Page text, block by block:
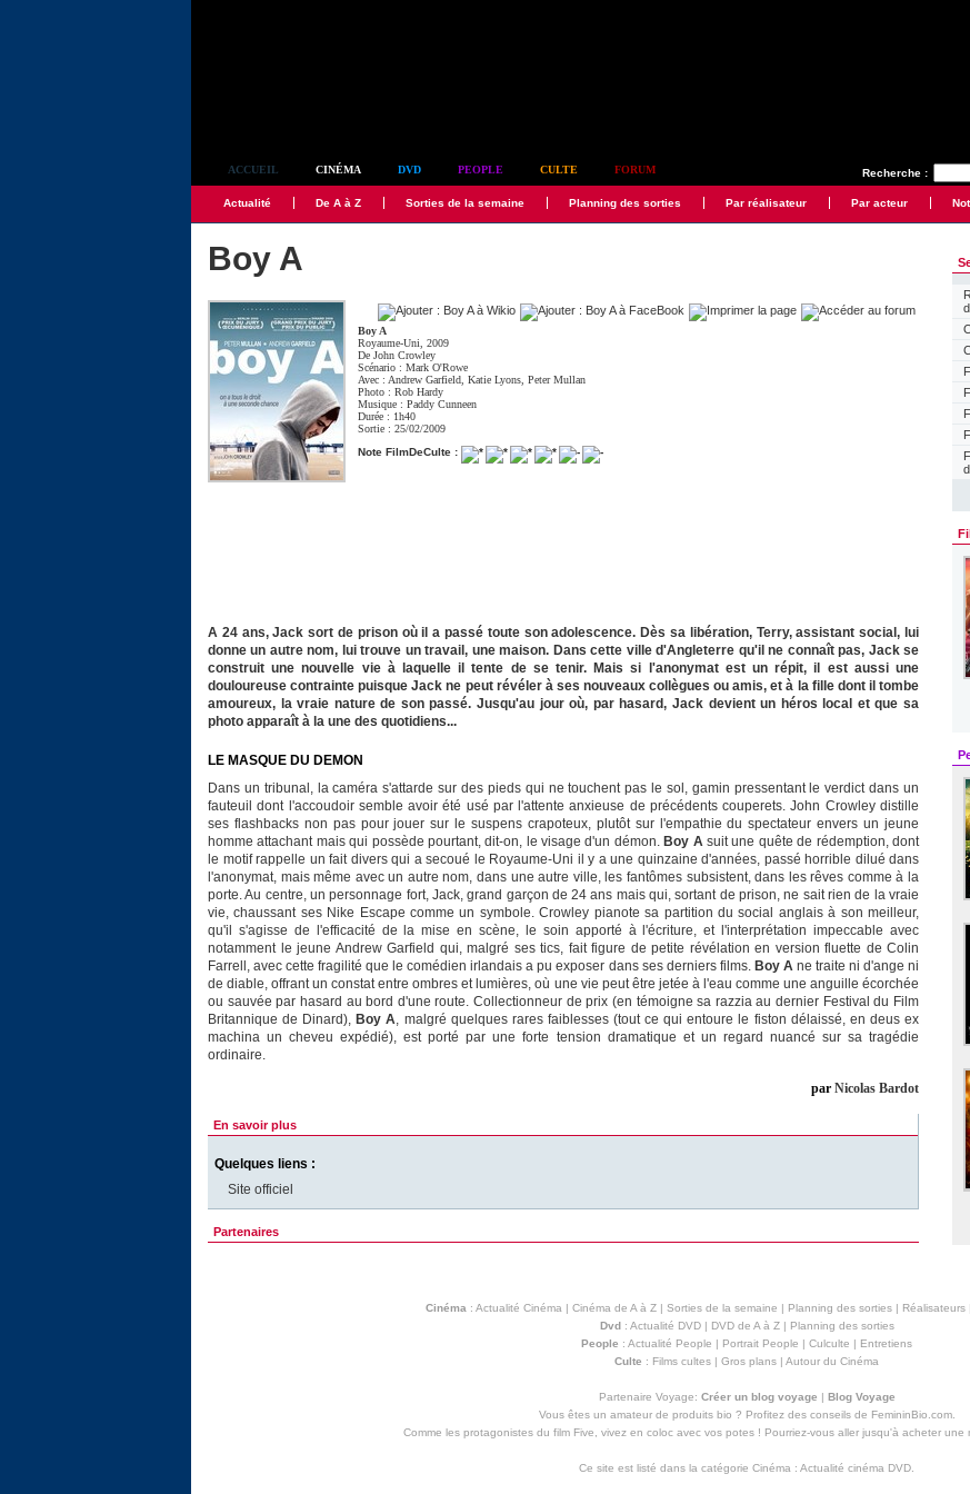
Recherche :
ACCUEIL CINÉMA DVD PEOPLE CULTE FORUM
Actualité De A à Z Sorties de la semaine Planning des sorties Par réalisateur Par acteur
Boy A
Boy A
Royaume-Uni, 2009
DeJohn Crowley
Scénario :Mark O'Rowe
Avec : Andrew Garfield ,Katie Lyons ,Peter Mullan
Photo :Rob Hardy
Musique :Paddy Cunneen
Durée : 1h40
Sortie : 25/02/2009
Note FilmDeCulte :
A 24 ans, Jack sort de prison où il a passé toute son adolescence. Dès sa libération, Terry, assistant social, lui
donne un autre nom, lui trouve un travail, une maison. Dans cette ville d'Angleterre qu'il ne connaît pas, Jack se
construit une nouvelle vie à laquelle il tente de se tenir. Mais si l'anonymat est un répit, il est aussi une
douloureuse contrainte puisque Jack ne peut révéler à ses nouveaux collègues ou amis, et à la fille dont il tombe
amoureux, la vraie nature de son passé. Jusqu'au jour où, par hasard, Jack devient un héros local et que sa
photo apparaît à la une des quotidiens...
LE MASQUE DU DEMON
Dans un tribunal, la caméra s'attarde sur des pieds qui ne touchent pas le sol, gamin pressentant le verdict dans un
fauteuil dont l'accoudoir semble avoir été usé par l'attente anxieuse de précédents couperets. John Crowley distille
ses flashbacks non pas pour jouer sur le suspens crapoteux, plutôt sur l'empathie du spectateur envers un jeune
homme attachant mais qui possède pourtant, dit-on, le visage d'un démon. Boy Asuit une quête de rédemption, dont
le motif rappelle un fait divers qui a secoué le Royaume-Uni il y a une quinzaine d'années, passé horrible dilué dans
l'anonymat, mais même avec un autre nom, dans une autre ville, les fantômes subsistent, dans les rêves comme à la
porte. Au centre, un personnage fort, Jack, grand garçon de 24 ans mais qui, sortant de prison, ne sait rien de la vraie
vie, chaussant ses Nike Escape comme un symbole. Crowley pianote sa partition du social anglais à son meilleur,
qu'il s'agisse de l'efficacité de la mise en scène, le soin apporté à l'écriture, et l'interprétation impeccable avec
notamment le jeune Andrew Garfield qui, malgré ses tics, fait figure de petite révélation en version fluette de Colin
Farrell, avec cette fragilité que le comédien irlandais a pu exposer dans ses derniers films. Boy Ane traite ni d'ange ni
de diable, offrant un constat entre ombres et lumières, où une vie peut être jetée à l'eau comme une anguille écorchée
ou sauvée par hasard au bord d'une route. Collectionneur de prix (en témoigne sa razzia au dernier Festival du Film
Britannique de Dinard), Boy A, malgré quelques rares faiblesses (tout ce qui entoure le fiston délaissé, en deus ex
machina un cheveu expédié), est porté par une forte tension dramatique et un regard nuancé sur sa tragédie
ordinaire.
par Nicolas Bardot
En savoir plus
Quelques liens :
Site officiel
Partenaires
Cinéma: Actualité Cinéma| Cinéma de A à Z| Sorties de la semaine Planning des sorties| Réalisateurs|
Dvd : Actualité DVD| DVD de A à Z|
Planning des sorties
People : Actualité People Portrait People Culculte
Entretiens
Culte : Films cultes Gros plans Autour du Cinéma
Partenaire Voyage: Créer un blog voyage
Blog Voyage
Vous êtes un amateur de produits bio ? Profitez des conseils de FemininBio.com.
Comme les protagonistes du film Five, vivez en coloc avec vos potes ! Pourriez-vous aller jusqu'à acheter une
Ce site est listé dans la catégorie Cinéma : Actualité cinéma DVD.